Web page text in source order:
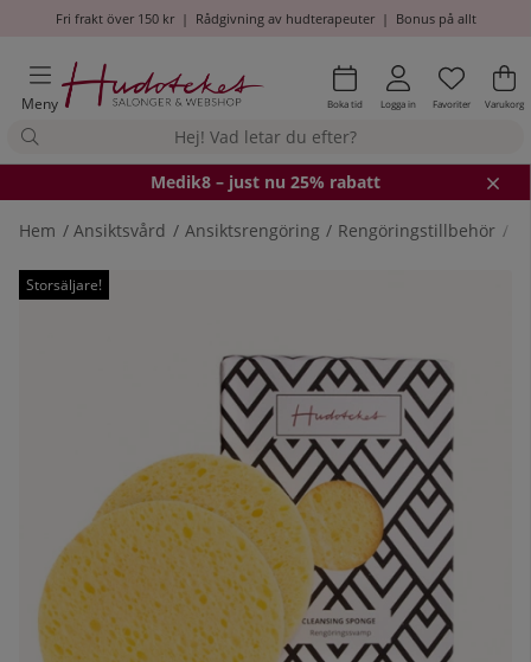
Fri frakt över 150 kr| Rådgivning av hudterapeuter| Bonus på allt
Meny Boka tid Logga in Antal i
.
Favoriter .
Varukorg
Medik8 – just nu 25% rabatt
Hem Ansiktsvård Ansiktsrengöring Rengöringstillbehör
Storsäljare!
Produktbilder